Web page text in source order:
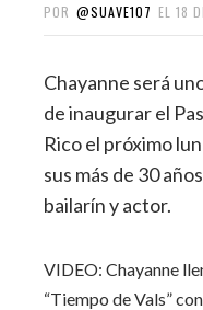
POR @SUAVE107 EL 18
Chayanne será
de inaugurar el
Rico el próximo
sus más de 30
bailarín y actor.
VIDEO: Chayanne
“Tiempo de Vals”